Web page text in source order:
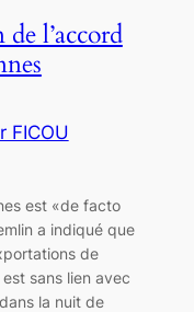
l’accord
FICOU
est «de facto
a indiqué que
de
sans lien avec
la nuit de